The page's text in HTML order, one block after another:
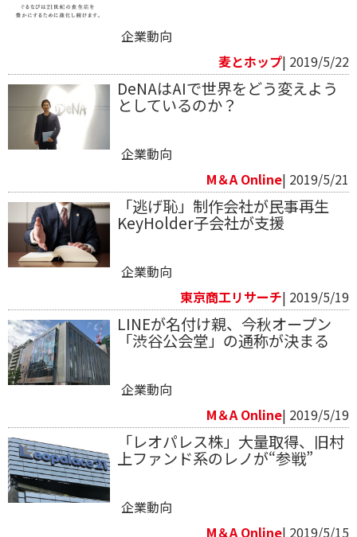
企業動向
麦とホップ| 2019/5/22
DeNAはAIで世界をどう変えよう
としているのか？
企業動向
M＆A Online| 2019/5/21
「逃げ恥」制作会社が民事再生
KeyHolder子会社が支援
企業動向
東京商工リサーチ| 2019/5/19
LINEが名付け親、今秋オープン
「渋谷公会堂」の通称が決まる
企業動向
M＆A Online| 2019/5/19
「レオパレス株」大量取得、旧村
上ファンド系のレノが“参戦”
企業動向
M＆A Online| 2019/5/15